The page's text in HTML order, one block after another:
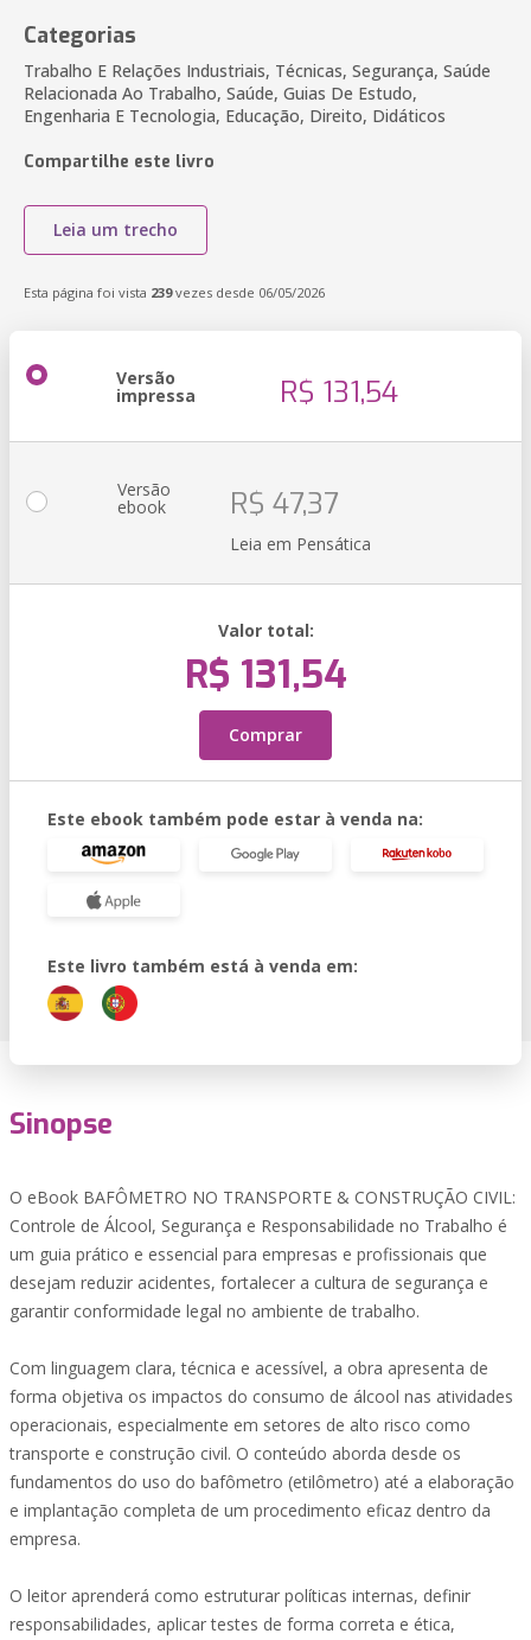
Categorias
Trabalho E Relações Industriais, Técnicas, Segurança, Saúde
Relacionada Ao Trabalho, Saúde, Guias De Estudo,
Engenharia E Tecnologia, Educação, Direito, Didáticos
Compartilhe este livro
Leia um trecho
Esta página foi vista 239vezes desde 06/05/2026
Versão
impressa R$ 131,54
Versão
ebook R$ 47,37
Leia em Pensática
Valor total:
R$ 131,54
Comprar
Este ebook também pode estar à venda na:
Este livro também está à venda em:
Sinopse
O eBook BAFÔMETRO NO TRANSPORTE & CONSTRUÇÃO CIVIL:
Controle de Álcool, Segurança e Responsabilidade no Trabalho é
um guia prático e essencial para empresas e profissionais que
desejam reduzir acidentes, fortalecer a cultura de segurança e
garantir conformidade legal no ambiente de trabalho.
Com linguagem clara, técnica e acessível, a obra apresenta de
forma objetiva os impactos do consumo de álcool nas atividades
operacionais, especialmente em setores de alto risco como
transporte e construção civil. O conteúdo aborda desde os
fundamentos do uso do bafômetro (etilômetro) até a elaboração
e implantação completa de um procedimento eficaz dentro da
empresa.
O leitor aprenderá como estruturar políticas internas, definir
responsabilidades, aplicar testes de forma correta e ética,